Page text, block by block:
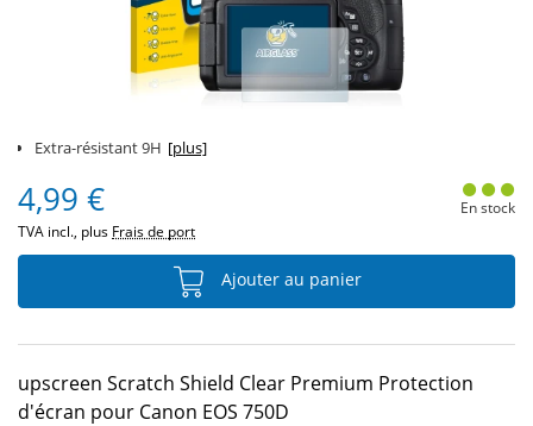
Extra-résistant 9H [plus]
4,99 €
TVA incl., plus Frais de port
En stock
Ajouter au panier
upscreen Scratch Shield Clear Premium Protection
d'écran pour Canon EOS 750D